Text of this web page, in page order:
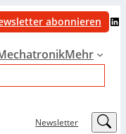
abonnieren LinkedIn
Mehr
Newsletter LinkedIn